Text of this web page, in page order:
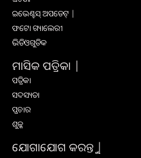
ଇଭେଣ୍ଟସ୍ ଅପଡେଟ୍ |
ଫଟୋ ଗ୍ୟାଲେରୀ
ଭିଡିଓଗୁଡିକ
ମାସିକ ପତ୍ରିକା |
ପତ୍ରିକା
ସଦସ୍ୟତା
ପ୍ରଚାର
ଶୁଳ୍କ
ଯୋଗାଯୋଗ କରନ୍ତୁ |